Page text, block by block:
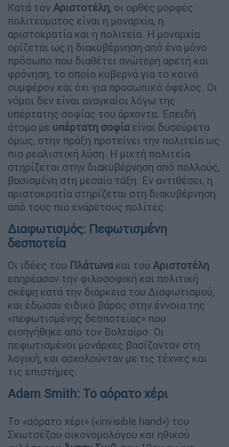
Κατά τον Αριστοτέλη, οι ορθές μορφές
πολιτεύματος είναι η μοναρχία, η
αριστοκρατία και η πολιτεία. Η μοναρχία
ορίζεται ως η διακυβέρνηση από ένα μόνο
πρόσωπο που διαθέτει ανώτερη αρετή και
φρόνηση, το οποίο κυβερνά για το κοινό
συμφέρον και όχι για προσωπικό όφελος. Οι
νόμοι δεν είναι αναγκαίοι λόγω της
υπέρτατης σοφίας του άρχοντα. Επειδή
άτομα με υπέρτατη σοφίαείναι δυσεύρετα
όμως, στην πράξη προτείνει την πολιτεία ως
πιο ρεαλιστική λύση. Η μικτή πολιτεία
στηρίζεται στην διακυβέρνηση από πολλούς,
βασισμένη στη μεσαία τάξη. Εν αντιθέσει, η
αριστοκρατία στηρίζεται στη διακυβέρνηση
από τους πιο ενάρετους πολίτες.
Διαφωτισμός: Πεφωτισμένη
δεσποτεία
Οι ιδέες του Πλάτωνακαι του Αριστοτέλη
επηρέασαν την φιλοσοφική και πολιτική
σκέψη κατά την διάρκεια του Διαφωτισμού,
και έδωσαν ειδικό βάρος στην έννοια της
«πεφωτισμένης δεσποτείας» που
εισηγήθηκε από τον Βολταίρο. Οι
πεφωτισμένοι μονάρχες βασίζονταν στη
λογική, και ασχολούνταν με τις τέχνες και
τις επιστήμες.
Adam Smith: Το αόρατο χέρι
Το «αόρατο χέρι» («invisible hand») του
Σκωτσέζου οικονομολόγου και ηθικού